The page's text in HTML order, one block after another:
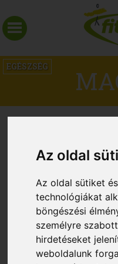
Az oldal
Az oldal sütiket
technológiákat
böngészési
személyre
hirdetéseket
weboldalunk
EGÉSZSÉG
Az edzés